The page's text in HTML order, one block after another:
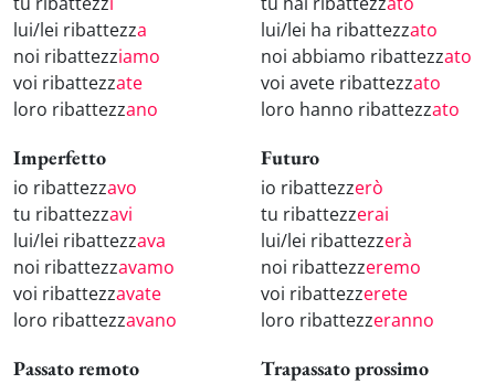
lui/lei ribattezza
noi ribattezziamo
voi ribattezzate
loro ribattezzano
lui/lei ha ribattezzato
noi abbiamo ribattezzato
voi avete ribattezzato
loro hanno ribattezzato
Imperfetto
io ribattezzavo
tu ribattezzavi
lui/lei ribattezzava
noi ribattezzavamo
voi ribattezzavate
loro ribattezzavano
Futuro
io ribattezzerò
tu ribattezzerai
lui/lei ribattezzerà
noi ribattezzeremo
voi ribattezzerete
loro ribattezzeranno
Passato remoto Trapassato prossimo